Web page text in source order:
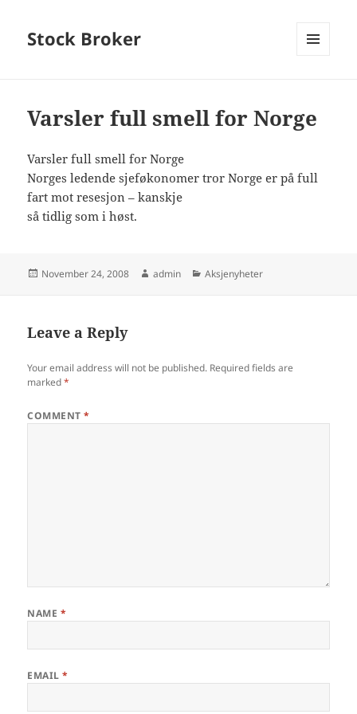
Stock Broker
Varsler full smell for Norge
Varsler full smell for Norge
Norges ledende sjeføkonomer tror Norge er på full
fart mot resesjon – kanskje
så tidlig som i høst.
Posted
November 24, 2008 Author
admin Categories
Aksjenyheter
Leave a Reply
Your email address will not be published. Required fields are
marked*
COMMENT*
NAME *
EMAIL*